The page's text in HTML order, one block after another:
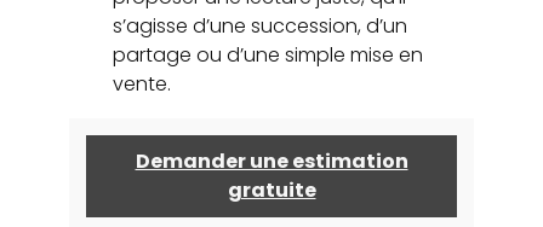
s’agisse d’une succession, d’un
partage ou d’une simple mise en
vente.
Demander une estimation
gratuite